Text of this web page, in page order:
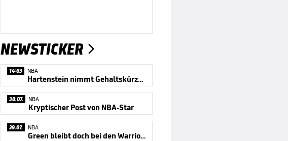
NEWSTICKER 
14:03 NBA
Hartenstein nimmt Gehaltskürzung hin
30.07. NBA
Kryptischer Post von NBA-Star
29.07. NBA
Green bleibt doch bei den Warriors